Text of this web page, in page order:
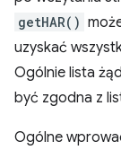
getHAR()
uzyskać
Ogólnie lista
być zgodna z
Ogólne